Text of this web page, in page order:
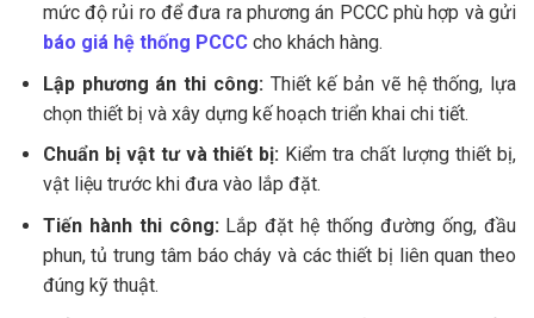
mức độ rủi ro để đưa ra phương án PCCC phù hợp và gửi
báo giá hệ thống PCCCcho khách hàng.
Lập phương án thi công: Thiết kế bản vẽ hệ thống, lựa
chọn thiết bị và xây dựng kế hoạch triển khai chi tiết.
Chuẩn bị vật tư và thiết bị: Kiểm tra chất lượng thiết bị,
vật liệu trước khi đưa vào lắp đặt.
Tiến hành thi công:Lắp đặt hệ thống đường ống, đầu
phun, tủ trung tâm báo cháy và các thiết bị liên quan theo
đúng kỹ thuật.